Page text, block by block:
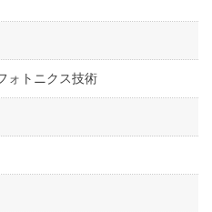
ォトニクス技術